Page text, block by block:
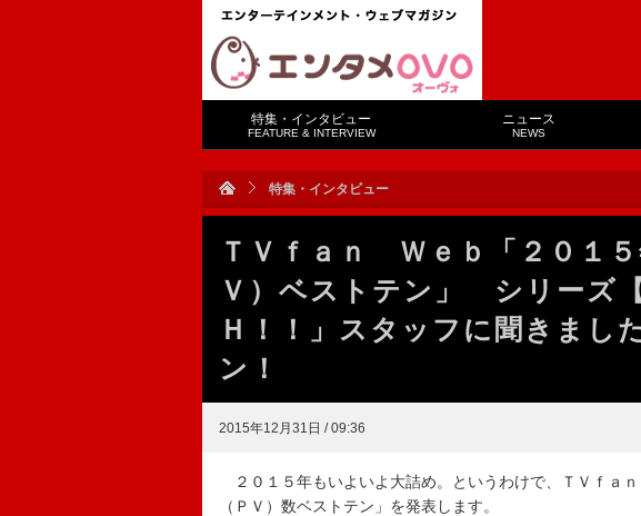
特集・インタビュー
FEATURE & INTERVIEW
ニュース
NEWS
特集・インタビュー
ＴＶｆａｎ Ｗｅｂ「２０１
Ｖ）ベストテン」 シリーズ
Ｈ！！」スタッフに聞きまし
ン！
2015年12月31日 / 09:36
２０１５年もいよいよ大詰め。というわけで、ＴＶｆａ
（ＰＶ）数ベストテン」を発表します。